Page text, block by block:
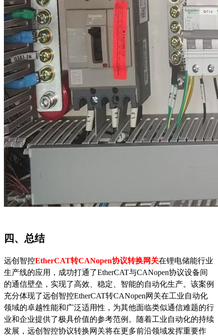
四、总结
远创智控EtherCAT转CANopen协议转换网关在锂电储能行业
生产线的应用，成功打通了EtherCAT与CANopen协议设备间
的通信壁垒，实现了高效、稳定、智能的自动化生产。该案例
充分体现了远创智控EtherCAT转CANopen网关在工业自动化
领域的卓越性能和广泛适用性，为其他面临类似通信难题的行
业和企业提供了极具价值的参考范例。随着工业自动化的持续
发展，远创智控协议转换网关将在更多前沿领域发挥重要作